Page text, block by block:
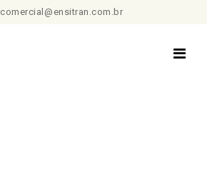
comercial@ensitran.com.br